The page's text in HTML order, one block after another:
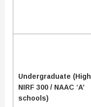
Undergraduate (High
NIRF 300 / NAAC ‘A’
schools)